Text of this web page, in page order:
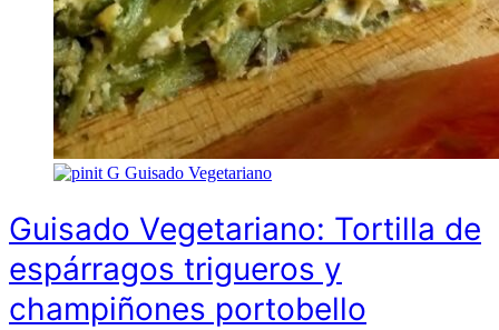
G Guisado Vegetariano
Guisado Vegetariano: Tortilla de
espárragos trigueros y
champiñones portobello